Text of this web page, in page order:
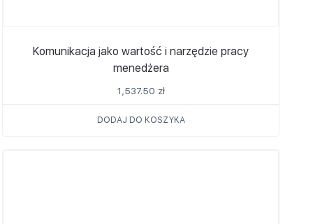
Komunikacja jako wartość i narzędzie pracy
menedżera
1,537.50 zł
DODAJ DO KOSZYKA